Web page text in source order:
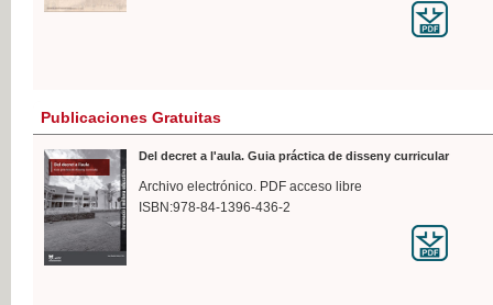
Publicaciones Gratuitas
Del decret a l'aula. Guia práctica de disseny curricular
Archivo electrónico. PDF acceso libre
ISBN:978-84-1396-436-2